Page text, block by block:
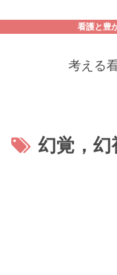
看護と豊
考える
幻覚，幻